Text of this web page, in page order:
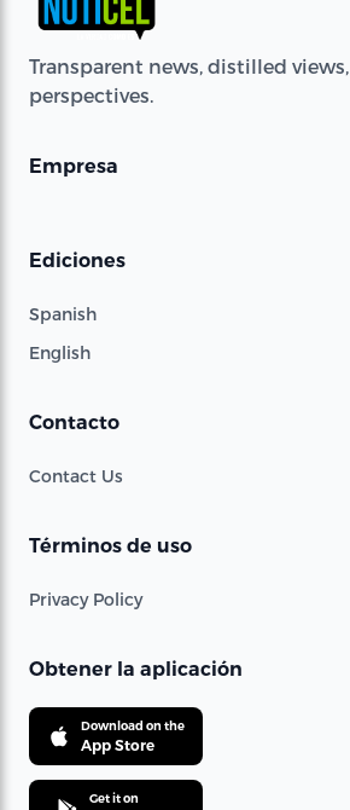
Transparent news, distilled
perspectives.
Empresa
Ediciones
Spanish
English
Contacto
Contact Us
Términos de uso
Privacy Policy
Obtener la aplicación
Download on the
App Store
Get it on